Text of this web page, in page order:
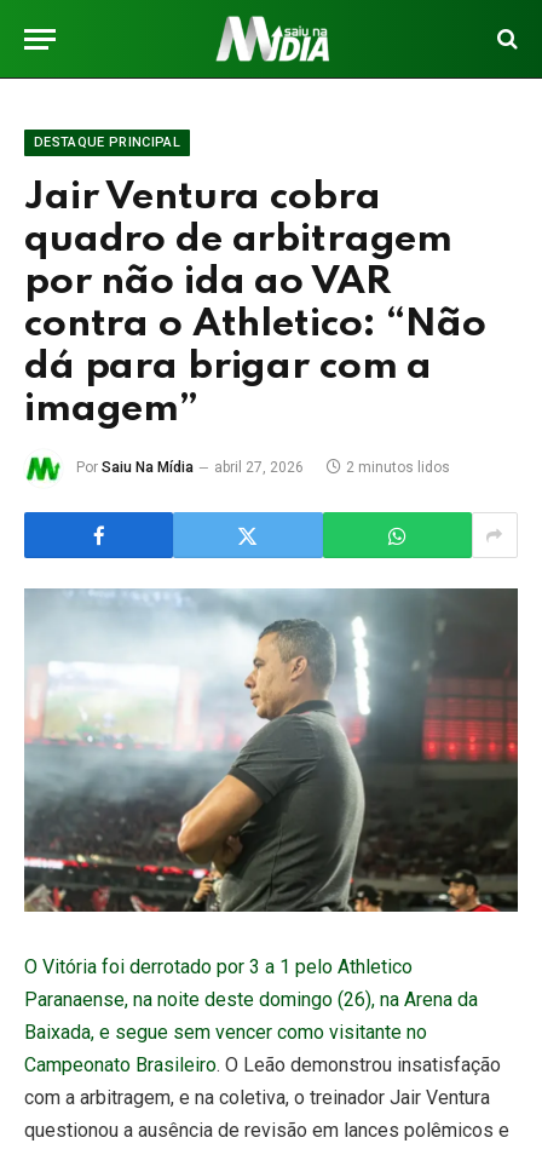
DESTAQUE PRINCIPAL
Jair Ventura cobra
quadro de arbitragem
por não ida ao VAR
contra o Athletico: “Não
dá para brigar com a
imagem”
Por Saiu Na Mídia abril 27, 2026 2 minutos lidos
O Vitória foi derrotado por 3 a 1 pelo Athletico
Paranaense, na noite deste domingo (26), na Arena da
Baixada, e segue sem vencer como visitante no
Campeonato Brasileiro. O Leão demonstrou insatisfação
com a arbitragem, e na coletiva, o treinador Jair Ventura
questionou a ausência de revisão em lances polêmicos e